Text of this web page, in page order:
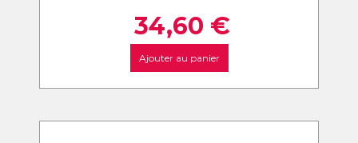
34,60 €
Ajouter au panier